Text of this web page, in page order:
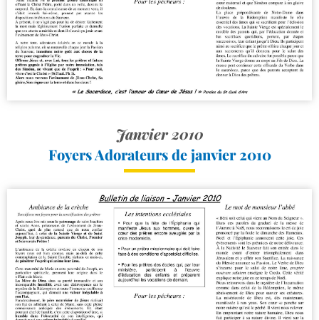
Janvier 2010
Foyers Adorateurs de janvier 2010